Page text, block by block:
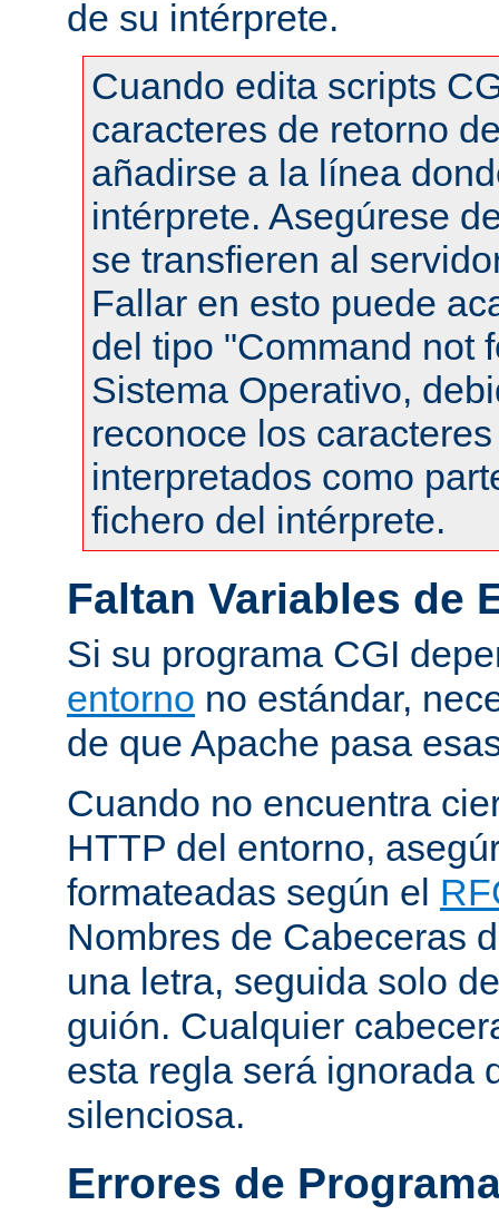
de su intérprete.
Cuando edita scripts
caracteres de retorno
añadirse a la línea
intérprete. Asegúrese
se transfieren al
Fallar en esto puede
del tipo "Command not
Sistema Operativo,
reconoce los
interpretados como
fichero del intérprete.
Faltan Variables de
Si su programa CGI
entorno no estándar,
de que Apache pasa
Cuando no encuentra
HTTP del entorno,
formateadas según el
Nombres de Cabeceras
una letra, seguida solo
guión. Cualquier
esta regla será ignorada
silenciosa.
Errores de